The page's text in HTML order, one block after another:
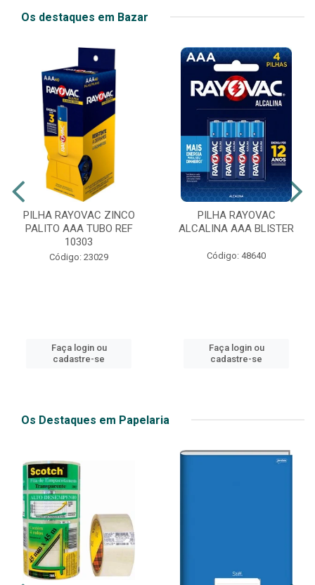
Os destaques em Bazar
PILHA RAYOVAC ZINCO
PALITO AAA TUBO REF
10303
Código: 23029
Faça login ou
cadastre-se
PILHA RAYOVAC
ALCALINA AAA BLISTER
Código: 48640
Faça login ou
cadastre-se
Os Destaques em Papelaria